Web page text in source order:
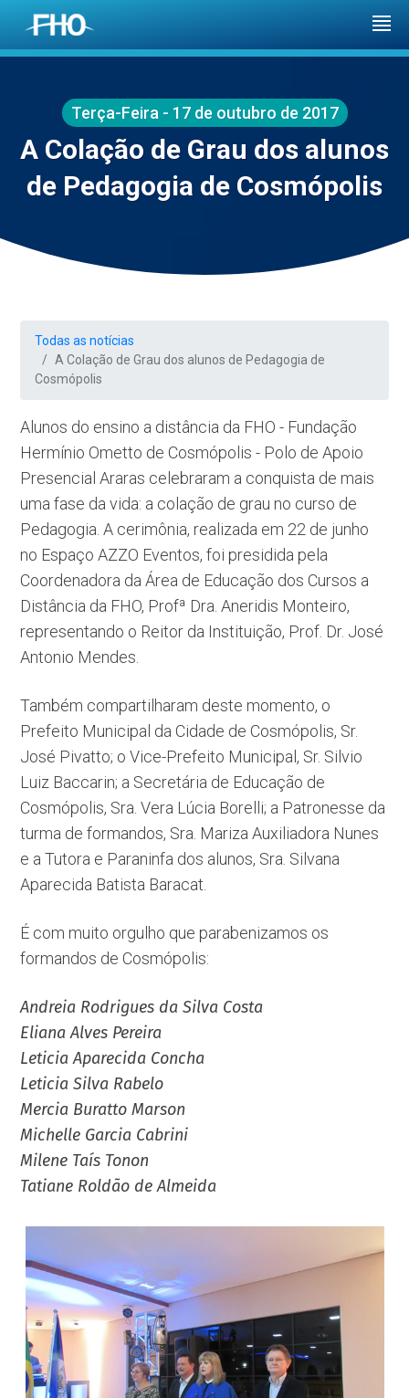
Terça-Feira - 17 de outubro de 2017
A Colação de Grau dos alunos
de Pedagogia de Cosmópolis
Todas as notícias
A Colação de Grau dos alunos de Pedagogia de
Cosmópolis
Alunos do ensino a distância da FHO - Fundação
Hermínio Ometto de Cosmópolis - Polo de Apoio
Presencial Araras celebraram a conquista de mais
uma fase da vida: a colação de grau no curso de
Pedagogia. A cerimônia, realizada em 22 de junho
no Espaço AZZO Eventos, foi presidida pela
Coordenadora da Área de Educação dos Cursos a
Distância da FHO, Profª Dra. Aneridis Monteiro,
representando o Reitor da Instituição, Prof. Dr. José
Antonio Mendes.
Também compartilharam deste momento, o
Prefeito Municipal da Cidade de Cosmópolis, Sr.
José Pivatto; o Vice-Prefeito Municipal, Sr. Silvio
Luiz Baccarin; a Secretária de Educação de
Cosmópolis, Sra. Vera Lúcia Borelli; a Patronesse da
turma de formandos, Sra. Mariza Auxiliadora Nunes
e a Tutora e Paraninfa dos alunos, Sra. Silvana
Aparecida Batista Baracat.
É com muito orgulho que parabenizamos os
formandos de Cosmópolis:
Andreia Rodrigues da Silva Costa
Eliana Alves Pereira
Leticia Aparecida Concha
Leticia Silva Rabelo
Mercia Buratto Marson
Michelle Garcia Cabrini
Milene Taís Tonon
Tatiane Roldão de Almeida